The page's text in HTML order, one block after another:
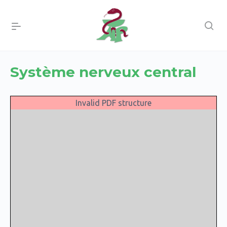
Système nerveux central
Invalid PDF structure